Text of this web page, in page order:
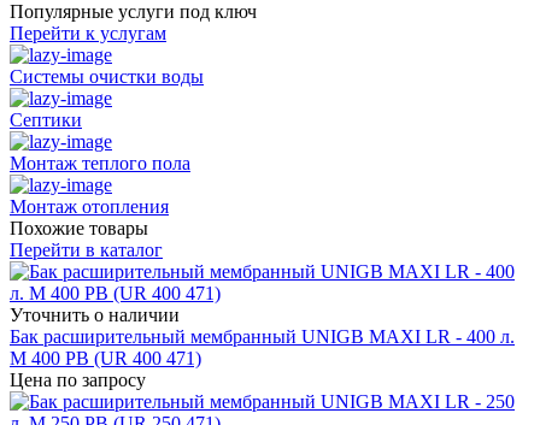
Популярные услуги под ключ
Перейти к услугам
Системы очистки воды
Септики
Монтаж теплого пола
Монтаж отопления
Похожие товары
Перейти в каталог
Уточнить о наличии
Бак расширительный мембранный UNIGB MAXI LR - 400 л.
M 400 PB (UR 400 471)
Цена по запросу